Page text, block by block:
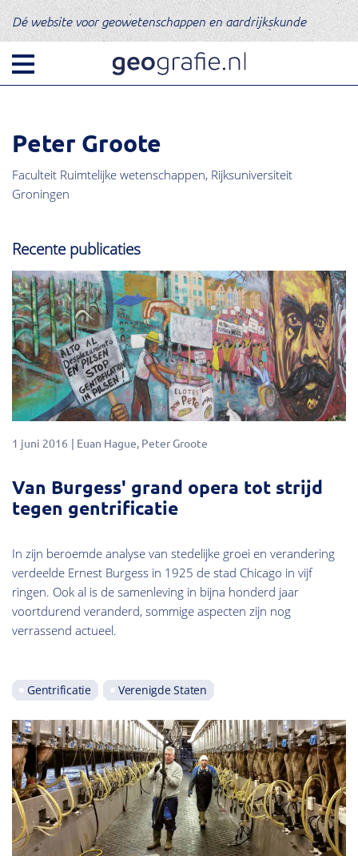
Dé website voor geowetenschappen en aardrijkskunde
Peter Groote
Faculteit Ruimtelijke wetenschappen, Rijksuniversiteit
Groningen
Recente publicaties
1 juni 2016 Euan Hague Peter Groote
Van Burgess' grand opera tot strijd
tegen gentrificatie
In zijn beroemde analyse van stedelijke groei en verandering
verdeelde Ernest Burgess in 1925 de stad Chicago in vijf
ringen. Ook al is de samenleving in bijna honderd jaar
voortdurend veranderd, sommige aspecten zijn nog
verrassend actueel.
Gentrificatie Verenigde Staten